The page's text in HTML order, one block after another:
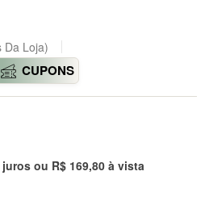
Da Loja)
CUPONS
juros ou R$ 169,80 à vista